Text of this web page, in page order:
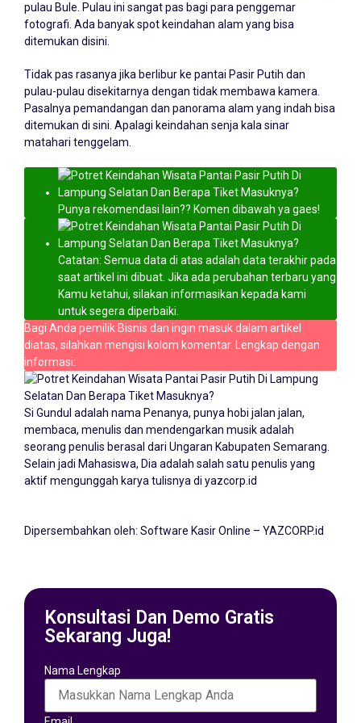
pulau Bule. Pulau ini sangat pas bagi para penggemar
fotografi. Ada banyak spot keindahan alam yang bisa
ditemukan disini.
Tidak pas rasanya jika berlibur ke pantai Pasir Putih dan
pulau-pulau disekitarnya dengan tidak membawa kamera.
Pasalnya pemandangan dan panorama alam yang indah bisa
ditemukan di sini. Apalagi keindahan senja kala sinar
matahari tenggelam.
Punya rekomendasi lain?? Komen dibawah ya gaes!
Catatan: Semua data di atas adalah data terakhir pada
saat artikel ini dibuat. Jika ada perubahan terbaru yang
Kamu ketahui, silakan informasikan kepada kami
untuk segera diperbaiki.
Bagi Anda pemilik Bisnis dan ingin masuk dalam artikel
diatas, silahkan mengisi kolom komentar. Lengkap dengan
informasi:
Si Gundul adalah nama Penanya, punya hobi jalan jalan,
membaca, menulis dan mendengarkan musik adalah
seorang penulis berasal dari Ungaran Kabupaten Semarang.
Selain jadi Mahasiswa, Dia adalah salah satu penulis yang
aktif mengunggah karya tulisnya di yazcorp.id
Dipersembahkan oleh: Software Kasir Online – YAZCORP.id
Konsultasi Dan Demo Gratis
Sekarang Juga!
Nama Lengkap